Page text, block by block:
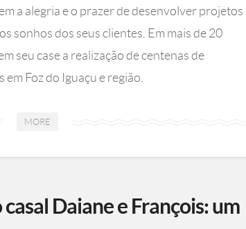
a alegria e o prazer de desenvolver projetos
sonhos dos seus clientes. Em mais de 20
seu case a realização de centenas de
Foz do Iguaçu e região.
MORE
Daiane e François: um